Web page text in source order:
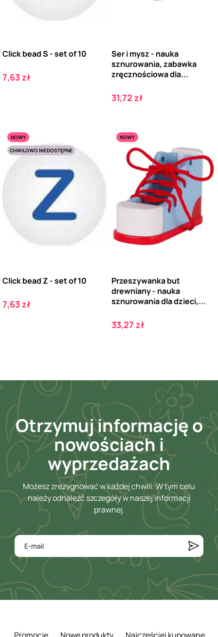
Click bead S - set of 10
Cena
7,63 zł
Ser i mysz - nauka
sznurowania, zabawka
zręcznościowa dla...
Cena
31,72 zł
NOWY
CHWILOWO NIEDOSTĘPNE
Click bead Z - set of 10
Cena
7,63 zł
NOWY
Przeszywanka but
drewniany - nauka
sznurowania dla dzieci,...
Cena
33,27 zł
Otrzymuj informację o
nowościach i
wyprzedażach
Możesz zrezygnować w każdej chwili. W tym celu
należy odnaleźć szczegóły w naszej informacji
prawnej.